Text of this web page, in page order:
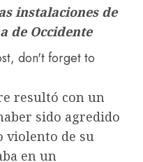
instalaciones de
de Occidente
don't forget to
resultó con un
sido agredido
violento de su
en un